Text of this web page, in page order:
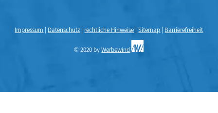
Impressum Datenschutz rechtliche Hinweise |Sitemap Barrierefreiheit
© 2020 byWerbewind